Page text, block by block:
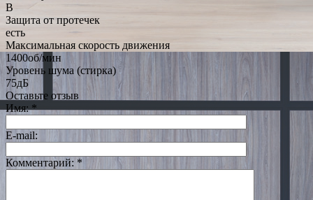
B
Защита от протечек
есть
Максимальная скорость движения
1400об/мин
Уровень шума (стирка)
75дБ
Оставьте отзыв
Имя:*
E-mail:
Комментарий: *